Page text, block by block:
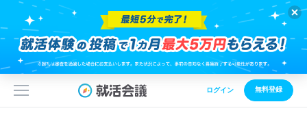
ログイン 無料登録